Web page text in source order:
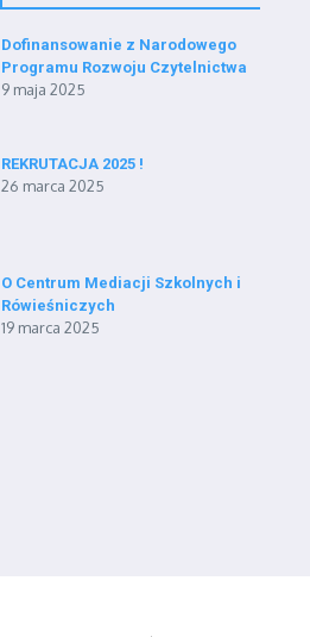
Dofinansowanie z Narodowego
Programu Rozwoju Czytelnictwa
9 maja 2025
REKRUTACJA 2025 !
26 marca 2025
O Centrum Mediacji Szkolnych i
Rówieśniczych
19 marca 2025